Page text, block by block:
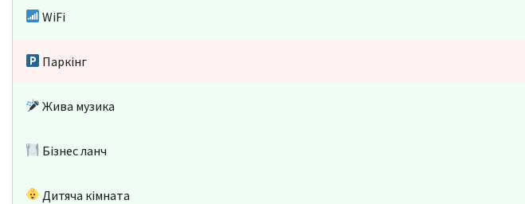
WiFi
Паркінг
Жива музика
Бізнес ланч
Дитяча кімната